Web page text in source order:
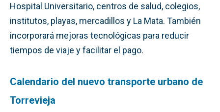
Hospital Universitario, centros de salud, colegios,
institutos, playas, mercadillos y La Mata. También
incorporará mejoras tecnológicas para reducir
tiempos de viaje y facilitar el pago.
Calendario del nuevo transporte urbano de
Torrevieja